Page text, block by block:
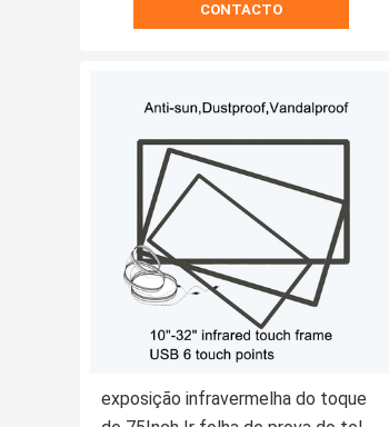
CONTACTO
exposição infravermelha do toque